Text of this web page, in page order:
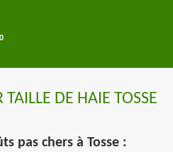
DE HAIE TOSSE
pas chers à Tosse :